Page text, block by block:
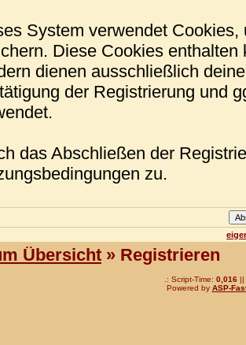
System verwendet
Diese Cookies
dienen ausschließlich
der Registrierung und
das Abschließen der
zu.
Übersicht » Registrieren
.: Script-Time: 0,016 ||
Powered by ASP-